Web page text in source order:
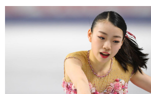
ショッピング
その他